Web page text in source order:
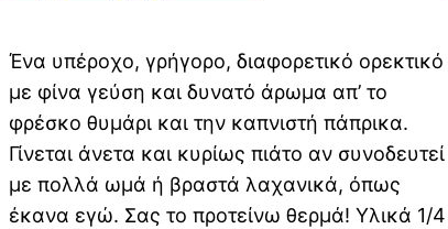
Ένα υπέροχο, γρήγορο, διαφορετικό ορεκτικό
με φίνα γεύση και δυνατό άρωμα απ’ το
φρέσκο θυμάρι και την καπνιστή πάπρικα.
Γίνεται άνετα και κυρίως πιάτο αν συνοδευτεί
με πολλά ωμά ή βραστά λαχανικά, όπως
έκανα εγώ. Σας το προτείνω θερμά! Υλικά 1/4